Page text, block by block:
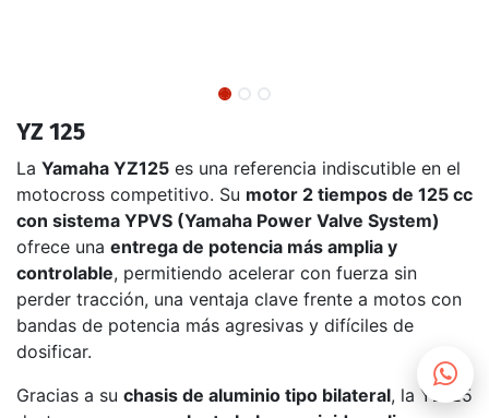
YZ 125
La Yamaha YZ125 es una referencia indiscutible en el
motocross competitivo. Su motor 2 tiempos de 125 cc
con sistema YPVS (Yamaha Power Valve System)
ofrece una entrega de potencia más amplia y
controlable, permitiendo acelerar con fuerza sin
perder tracción, una ventaja clave frente a motos con
bandas de potencia más agresivas y difíciles de
dosificar.
Gracias a su chasis de aluminio tipo bilateral, la YZ125